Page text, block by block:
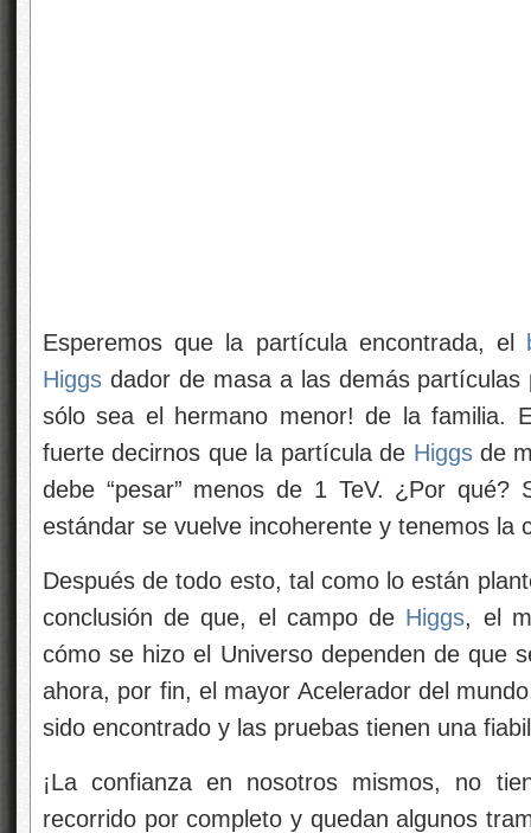
Esperemos que la partícula encontrada, el
Higgs dador de masa a las demás
sólo sea el hermano menor! de la familia.
fuertedecirnos que la partícula de Higgsde
debe “pesar” menos de 1 TeV. ¿Por
estándar se vuelve incoherente y tenemos la
Después de todo esto, tal como lo están
conclusión de que, el campo de Higgs, el
cómo se hizo el Universo dependen de que
ahora, por fin, el mayor Acelerador del
sido encontrado y las pruebas tienen una
¡La confianza en nosotros mismos, no
recorrido por completo y quedan algunos